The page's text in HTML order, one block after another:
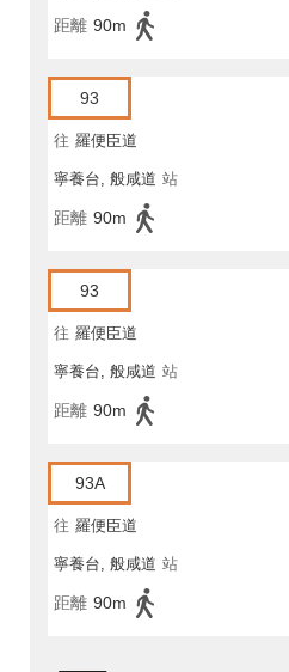
距離 90m
93
往 羅便臣道
寧養台, 般咸道 站
距離 90m
93
往 羅便臣道
寧養台, 般咸道 站
距離 90m
93A
往 羅便臣道
寧養台, 般咸道 站
距離 90m